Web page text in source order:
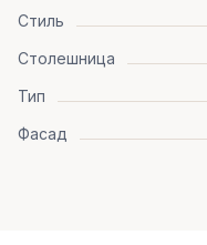
Стиль
Столешница
Тип
Фасад